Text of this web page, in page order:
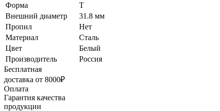
Форма
T
Внешний диаметр
31.8 мм
Пропил
Нет
Материал
Сталь
Цвет
Белый
Производитель
Россия
Бесплатная
доставка от 8000₽
Оплата
Гарантия качества
продукции